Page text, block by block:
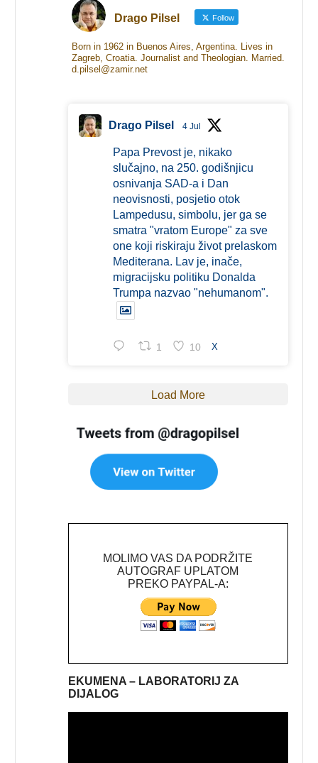
Drago Pilsel Follow
Born in 1962 in Buenos Aires, Argentina. Lives in
Zagreb, Croatia. Journalist and Theologian. Married.
d.pilsel@zamir.net
Drago Pilsel 4 Jul
Papa Prevost je, nikako
slučajno, na 250. godišnjicu
osnivanja SAD-a i Dan
neovisnosti, posjetio otok
Lampedusu, simbolu, jer ga se
smatra "vratom Europe" za sve
one koji riskiraju život prelaskom
Mediterana. Lav je, inače,
migracijsku politiku Donalda
Trumpa nazvao "nehumanom".
1 10 X
Load More
MOLIMO VAS DA PODRŽITE
AUTOGRAF UPLATOM
PREKO PAYPAL-A:
EKUMENA – LABORATORIJ ZA
DIJALOG